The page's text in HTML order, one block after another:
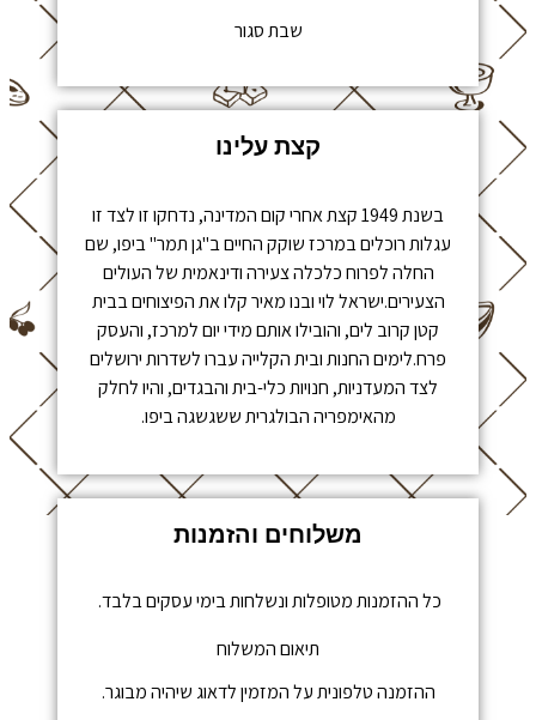
שבת סגור
קצת עלינו
בשנת 1949 קצת אחרי קום המדינה, נדחקו זו לצד זו
עגלות רוכלים במרכז שוקק החיים ב"גן תמר" ביפו, שם
החלה לפרוח כלכלה צעירה ודינאמית של העולים
הצעירים.ישראל לוי ובנו מאיר קלו את הפיצוחים בבית
קטן קרוב לים, והובילו אותם מידי יום למרכז, והעסק
פרח.לימים החנות ובית הקלייה עברו לשדרות ירושלים
לצד המעדניות, חנויות כלי-בית והבגדים, והיו לחלק
מהאימפריה הבולגרית ששגשגה ביפו.
משלוחים והזמנות
כל ההזמנות מטופלות ונשלחות בימי עסקים בלבד.
תיאום המשלוח
ההזמנה טלפונית על המזמין לדאוג שיהיה מבוגר.